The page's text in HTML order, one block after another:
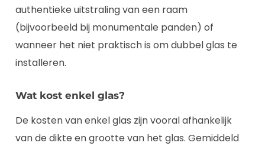
authentieke uitstraling van een raam
(bijvoorbeeld bij monumentale panden) of
wanneer het niet praktisch is om dubbel glas te
installeren.
Wat kost enkel glas?
De kosten van enkel glas zijn vooral afhankelijk
van de dikte en grootte van het glas. Gemiddeld